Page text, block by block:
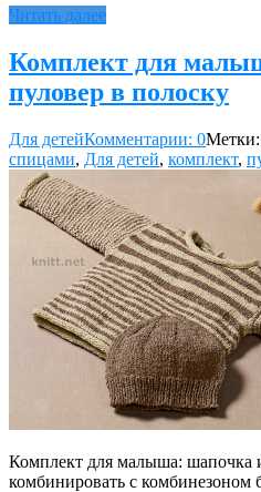
Читать далее
Комплект для
пуловер в полоску
Для детейКомментарии: 0Метки:
спицами, Для детей, комплект,
Комплект для малыша: шапочка
комбинировать с комбинезоном